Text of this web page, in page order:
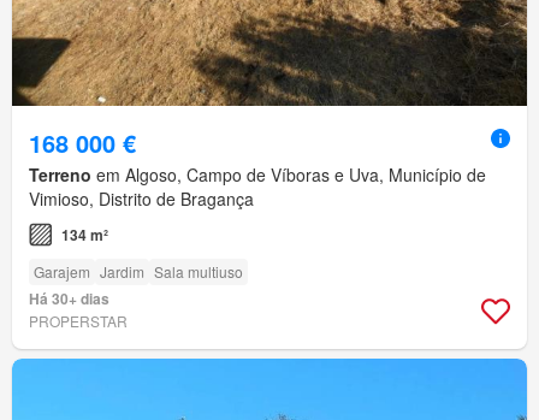
168 000 €
Terreno em Algoso, Campo de Víboras e Uva, Município de
Vimioso, Distrito de Bragança
134 m²
Garajem Jardim Sala multiuso
Há 30+ dias
PROPERSTAR